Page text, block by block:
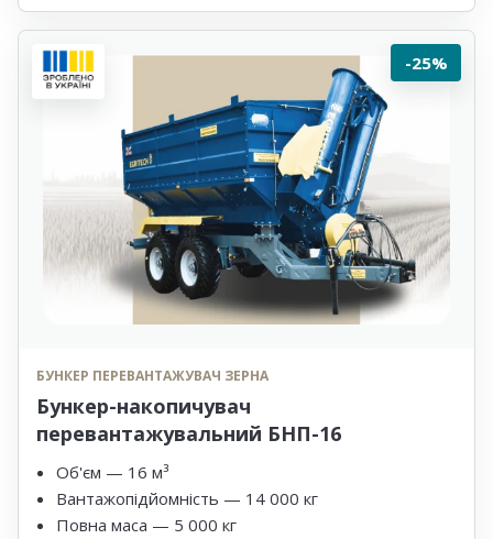
-25%
БУНКЕР ПЕРЕВАНТАЖУВАЧ ЗЕРНА
Бункер-накопичувач
перевантажувальний БНП-16
Об'єм — 16 м³
Вантажопідйомність — 14 000 кг
Повна маса — 5 000 кг